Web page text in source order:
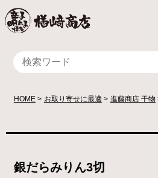
HOME お取り寄せに最適 進藤商店 干物
銀だらみりん3切